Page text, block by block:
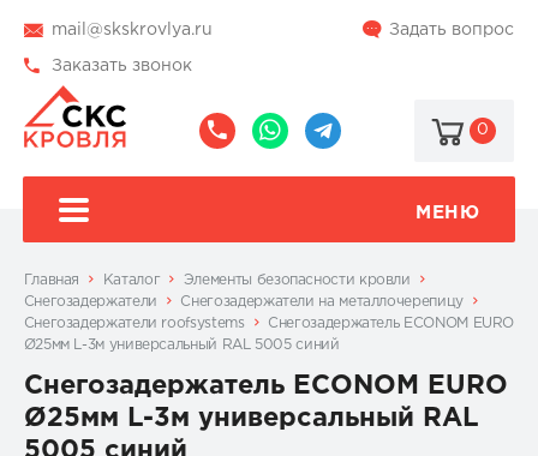
mail@skskrovlya.ru Задать вопрос
Заказать звонок
0
МЕНЮ
Главная Каталог
Элементы безопасности кровли
Снегозадержатели
Снегозадержатели на металлочерепицу
Снегозадержатели roofsystems
Снегозадержатель ECONOM EURO
Ø25мм L-3м универсальный RAL 5005 синий
Снегозадержатель ECONOM EURO
Ø25мм L-3м универсальный RAL
5005 синий